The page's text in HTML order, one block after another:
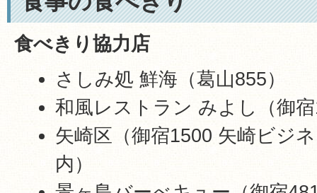
食べきり協力店
さしみ処 鮮海（葛山855）
和風レストラン みよし（御
矢崎区（御宿1500 矢崎ビジ
内）